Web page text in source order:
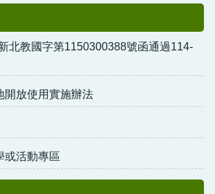
北教國字第1150300388號函通過114-
開放使用實施辦法
或活動專區